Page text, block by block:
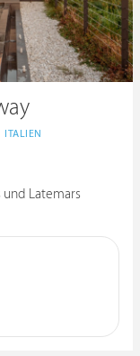
ITALIEN
und Latemars